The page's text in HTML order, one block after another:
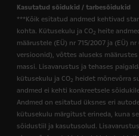
Kasutatud sõidukid / tarbesõidukid
***Kõik esitatud andmed kehtivad
kohta. Kütusekulu ja CO2 heite
määrustele (EÜ) nr 715/2007 ja (EÜ)
versioonid), võttes aluseks
massi. Lisavarustus ja tehases
kütusekulu ja CO2 heidet mõnevõrra
andmed ei kehti konkreetsele
Andmed on esitatud üksnes eri
kütusekulu märgitust erineda, kuna
sõidustiil ja kasutusolud.